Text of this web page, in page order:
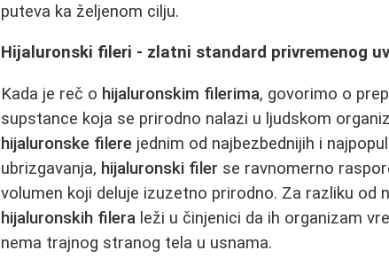
puteva ka željenom cilju.
Hijaluronski fileri - zlatni standard privremenog
Kada je reč o hijaluronskim filerima, govorimo o
supstance koja se prirodno nalazi u ljudskom
hijaluronske filere jednim od najbezbednijih i
ubrizgavanja, hijaluronski filer se ravnomerno
volumen koji deluje izuzetno prirodno. Za razliku od
hijaluronskih filera leži u činjenici da ih organizam
nema trajnog stranog tela u usnama.